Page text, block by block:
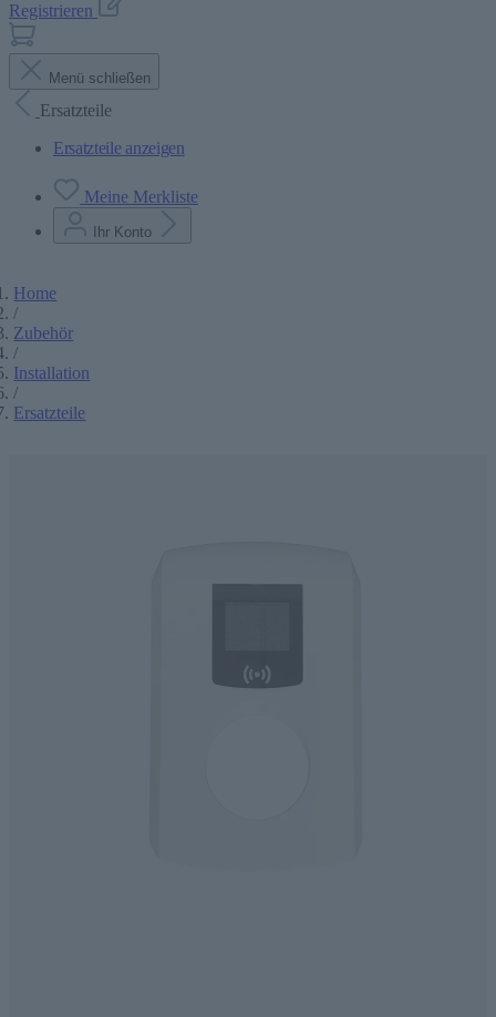
Registrieren
Menü schließen
Ersatzteile
Ersatzteile anzeigen
Meine Merkliste
Ihr Konto
Home
/
Zubehör
/
Installation
/
Ersatzteile